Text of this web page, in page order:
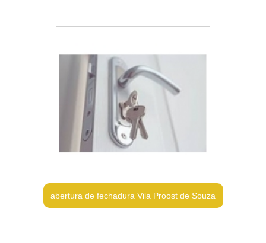
abertura de fechadura Vila Proost de Souza